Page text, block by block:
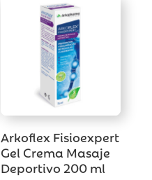
Arkoflex Fisioexpert
Gel Crema Masaje
Deportivo 200 ml